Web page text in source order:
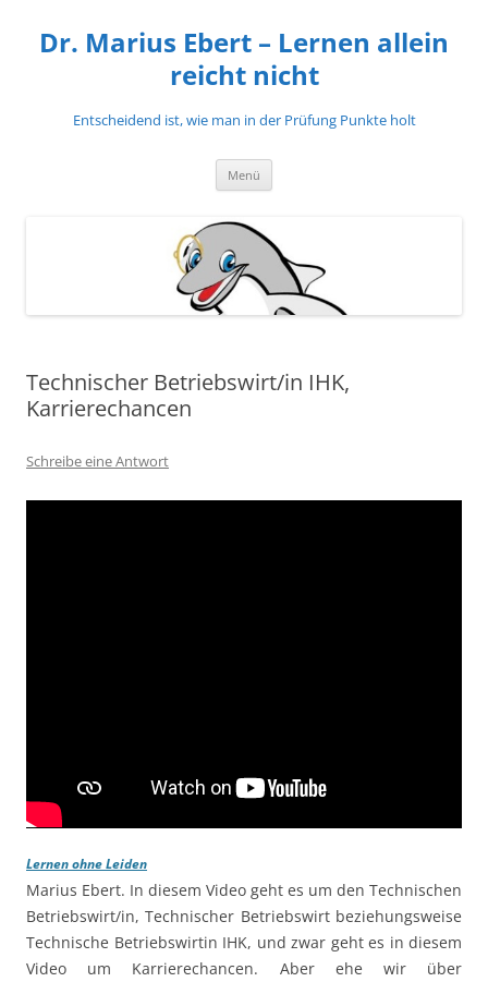
springen
Dr. Marius Ebert – Lernen allein
reicht nicht
Entscheidend ist, wie man in der Prüfung Punkte holt
Menü
Technischer Betriebswirt/in IHK,
Karrierechancen
Schreibe eine Antwort
Lernen ohne Leiden
Marius Ebert. In diesem Video geht es um den Technischen
Betriebswirt/in, Technischer Betriebswirt beziehungsweise
Technische Betriebswirtin IHK, und zwar geht es in diesem
Video um Karrierechancen. Aber ehe wir über